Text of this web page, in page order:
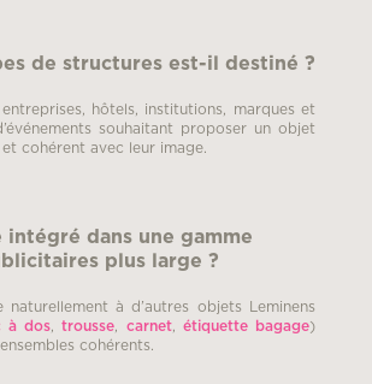
de structures est-il destiné ?
hôtels, institutions, marques et
souhaitant proposer un objet
cohérent avec leur image.
intégré dans une gamme
plus large ?
naturellement à d’autres objets Leminens
à dos,trousse, carnet, étiquette bagage)
cohérents.